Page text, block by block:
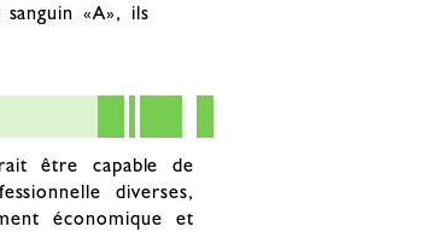
«A», ils
être capable de
diverses,
économique et